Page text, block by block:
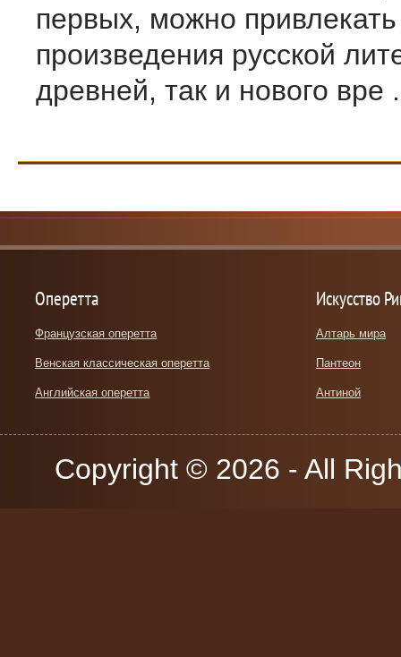
первых, можно привлекать
произведения русской
древней, так и нового вре
Оперетта
Французская оперетта
Венская классическая оперетта
Английская оперетта
Искусство
Алтарь мира
Пантеон
Антиной
Copyright © 2026 - All